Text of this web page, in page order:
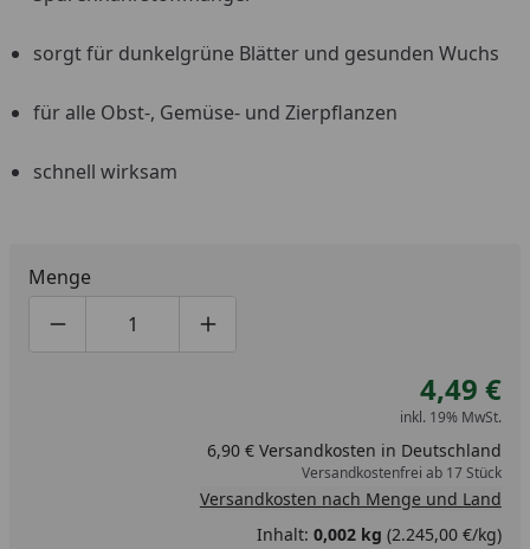
sorgt für dunkelgrüne Blätter und gesunden Wuchs
für alle Obst-, Gemüse- und Zierpflanzen
schnell wirksam
Menge
Produktmenge um eins verringern
Produktmenge manuell eingeben
Produktmenge um eins erhöhen
4,49 €
inkl. 19% MwSt.
6,90 € Versandkosten in Deutschland
Versandkostenfrei ab 17 Stück
Versandkosten nach Menge und Land
Inhalt: 0,002 kg (2.245,00 €/kg)